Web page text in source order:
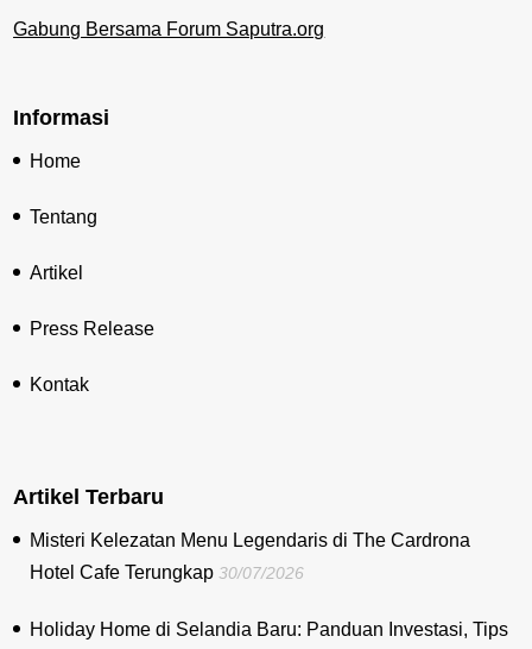
Gabung Bersama Forum Saputra.org
Informasi
Home
Tentang
Artikel
Press Release
Kontak
Artikel Terbaru
Misteri Kelezatan Menu Legendaris di The Cardrona
Hotel Cafe Terungkap 30/07/2026
Holiday Home di Selandia Baru: Panduan Investasi, Tips